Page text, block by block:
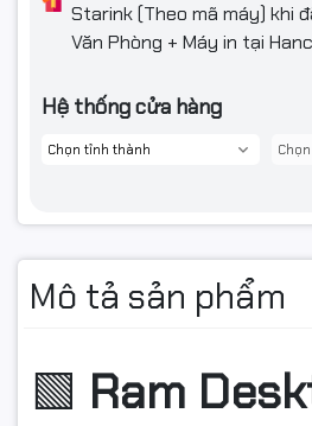
Starink (Theo mã máy) khi
Văn Phòng + Máy in tại
Hệ thống cửa hàng
Mô tả sản phẩm
🟩 Ram